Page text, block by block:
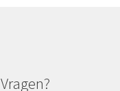
Vragen?